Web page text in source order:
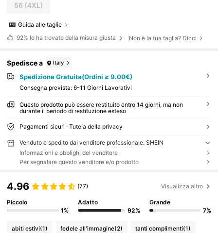
56 (4XL)
Guida alle taglie
92% lo ha trovato della misura giusta Non è la tua taglia? Dicci
Spedisce a Italy
Spedizione Gratuita(Ordini ≥ 9.00€)
Consegna prevista: 6-11 Giorni Lavorativi
Questo prodotto può essere restituito entro 14 giorni, ma non
durante il periodo di restituzione esteso
Pagamenti sicuri · Tutela della privacy
Venduto e spedito dal venditore professionale: SHEIN
Informazioni e obblighi del venditore
Per segnalare questo venditore e/o prodotto
4.96 (77) Visualizza altro
Piccolo
1%
Adatto
92%
Grande
7%
abiti estivi(1) fedele all'immagine(2) tanti complimenti(1)